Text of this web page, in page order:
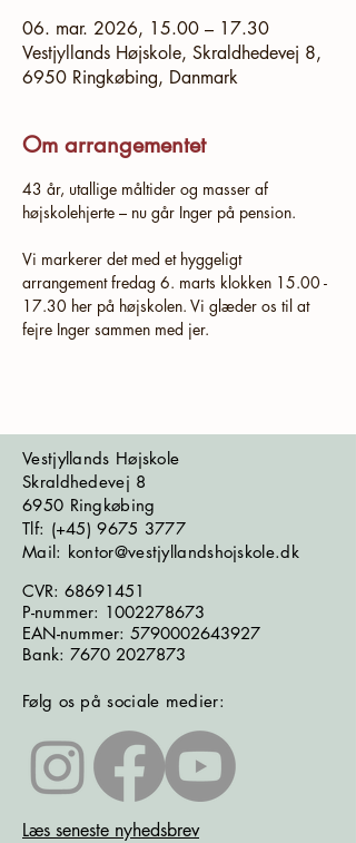
06. mar. 2026, 15.00 – 17.30
Vestjyllands Højskole, Skraldhedevej 8,
6950 Ringkøbing, Danmark
Om arrangementet
43 år, utallige måltider og masser af
højskolehjerte – nu går Inger på pension.
Vi markerer det med et hyggeligt
arrangement fredag 6. marts klokken 15.00 -
17.30 her på højskolen. Vi glæder os til at
fejre Inger sammen med jer.
Vestjyllands Højskole
Skraldhedevej 8
6950 Ringkøbing
​​​Tlf: (+45)9675 3777
Mail: kontor@vestjyllandshojskole.dk
CVR: 68691451
P-nummer: 1002278673
EAN-nummer: 5790002643927
Bank: 7670 2027873
Følg os på sociale medier:
Læs seneste nyhedsbrev